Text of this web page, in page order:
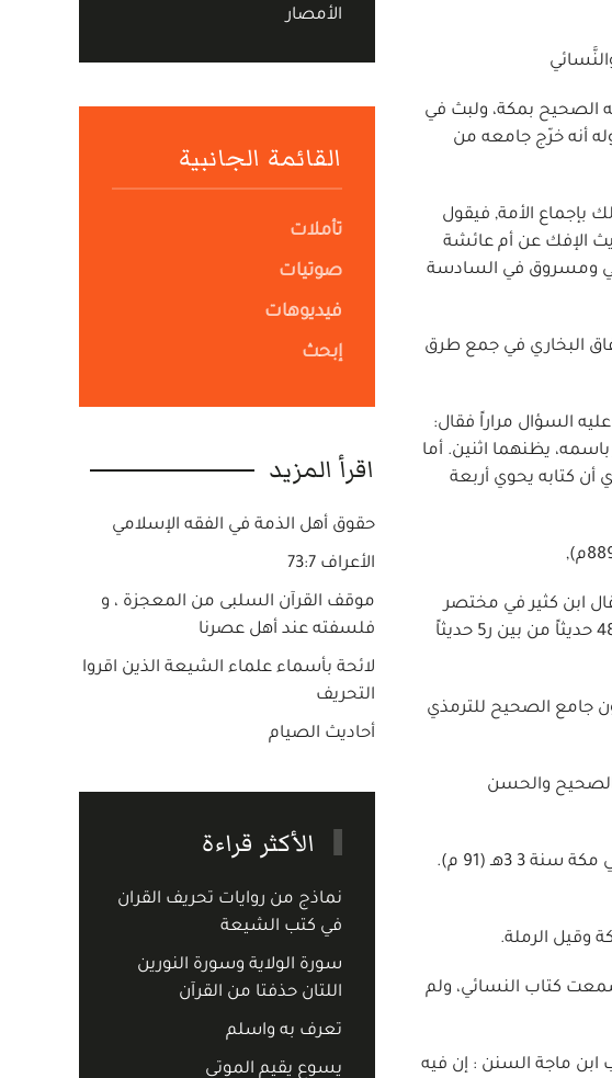
تصنيف وتقسيم أبواب كتابه الصحيح بمكة، ولبث في
موطنه. ومات سنة 256ه (87 م). نسب إليه قوله أنه خرّج جامعه من
بإجماع الأمة, فيقول
الإفك عن أم عائشة
ومسروق في السادسة
ولد بنيسابور سنة 2 6ه (821 م)، وتوفي سنة 261ه (875 م)، وقد فاق البخاري في جمع طرق
السؤال مراراً فقال:
يظنهما اثنين. أما
مقدمة مسلم لصحيحه أنه جمع مصنفه من بين ر3 حديثاً، وروي أن كتابه يحوي أربعة
ابن كثير في مختصر
علوم الحديث : إن الروايات لسُنن أبي داود كثيرة، يوجد في بعضها ما ليس في الآخَر. كما ذكرنا أعلاه أنه جمع 48 حديثاً من بين ر5 حديثاً
عيسى الترمذي، وُلد سنة 2 9ه بترمذ وتوفي بها سنة 279ه (892 م). يتكون جامع الصحيح للترمذي
الصحيح والحسن
5 - النَّسائي: هو أبو عبد الرحمن أحمد بن شعيب النسائي. وُلد في نسا من نيسابور سنة 215هـ 83 م وتُوفي في مكة سنة 3 3هـ (91 م).
وقيل الرملة.
كتاب النسائي، ولم
ابن الجوزي تعليقاً على كتاب ابن ماجة السنن : إن فيه
الأمصار
القائمة الجانبية
تأملات
صوتيات
فيديوهات
إبحث
اقرأ المزيد
حقوق أهل الذمة في الفقه الإسلامي
الأعراف 73:7
موقف القرآن السلبى من المعجزة ، و
فلسفته عند أهل عصرنا
لائحة بأسماء علماء الشيعة الذين اقروا
التحريف
أحاديث الصيام
الأكثر قراءة
نماذج من روايات تحريف القران
في كتب الشيعة
سورة الولاية وسورة النورين
اللتان حذفتا من القرآن
تعرف به واسلم
يسوع يقيم الموتى